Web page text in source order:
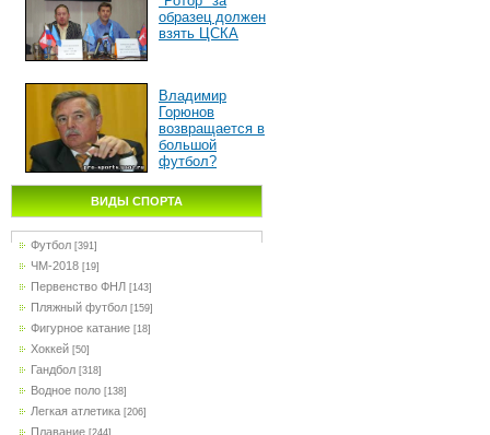
образец должен
взять ЦСКА
Владимир
Горюнов
возвращается в
большой
футбол?
ВИДЫ СПОРТА
Футбол [391]
ЧМ-2018 [19]
Первенство ФНЛ [143]
Пляжный футбол [159]
Фигурное катание [18]
Хоккей [50]
Гандбол [318]
Водное поло [138]
Легкая атлетика [206]
Плавание [244]